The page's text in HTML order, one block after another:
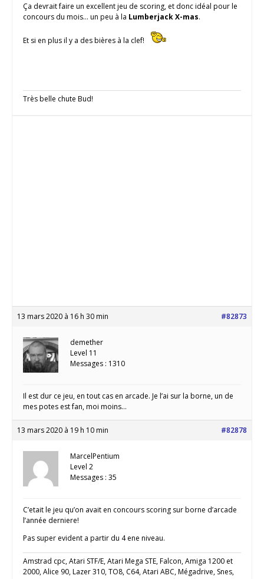
Ça devrait faire un excellent jeu de scoring, et donc idéal pour le
concours du mois… un peu à la Lumberjack X-mas.
Et si en plus il y a des bières à la clef!
Très belle chute Bud!
13 mars 2020 à 16 h 30 min #82873
demether
Level 11
Messages : 1310
Il est dur ce jeu, en tout cas en arcade. Je l’ai sur la borne, un de
mes potes est fan, moi moins…
13 mars 2020 à 19 h 10 min #82878
MarcelPentium
Level 2
Messages : 35
C’etait le jeu qu’on avait en concours scoring sur borne d’arcade
l’année derniere!
Pas super evident a partir du 4 ene niveau.
Amstrad cpc, Atari STF/E, Atari Mega STE, Falcon, Amiga 1200 et
2000, Alice 90, Lazer 310, TO8, C64, Atari ABC, Mégadrive, Snes,